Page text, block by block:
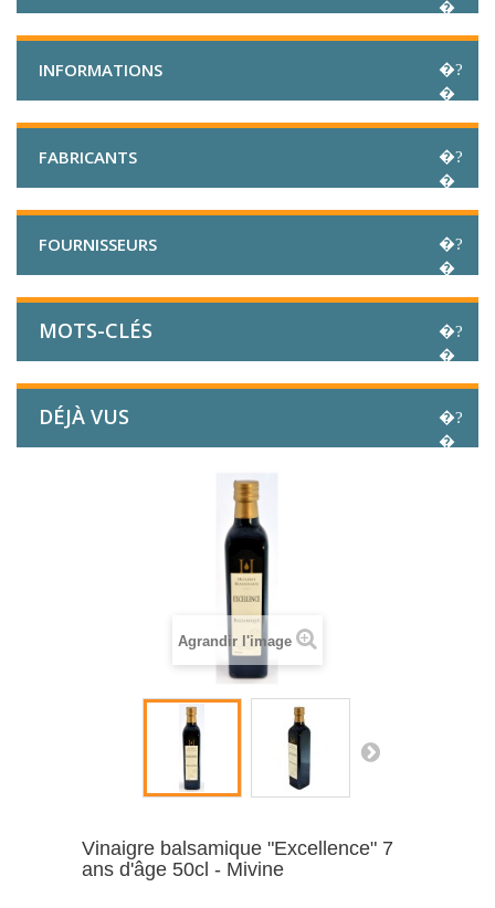
INFORMATIONS
FABRICANTS
FOURNISSEURS
MOTS-CLÉS
DÉJÀ VUS
Agrandir l'image
Vinaigre balsamique "Excellence" 7
ans d'âge 50cl - Mivine